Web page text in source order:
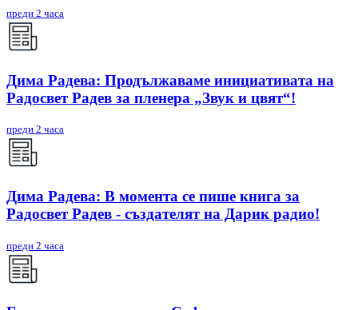
преди 2 часа
Дима Радева: Продължаваме инициативата на
Радосвет Радев за пленера „Звук и цвят“!
преди 2 часа
Дима Радева: В момента се пише книга за
Радосвет Радев - създателят на Дарик радио!
преди 2 часа